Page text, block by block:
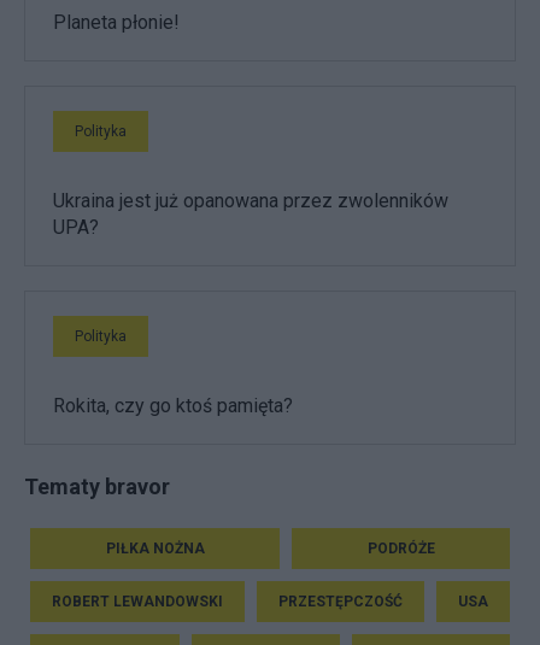
Planeta płonie!
Polityka
Ukraina jest już opanowana przez zwolenników
UPA?
Polityka
Rokita, czy go ktoś pamięta?
Tematy bravor
PIŁKA NOŻNA PODRÓŻE
ROBERT LEWANDOWSKI PRZESTĘPCZOŚĆ USA